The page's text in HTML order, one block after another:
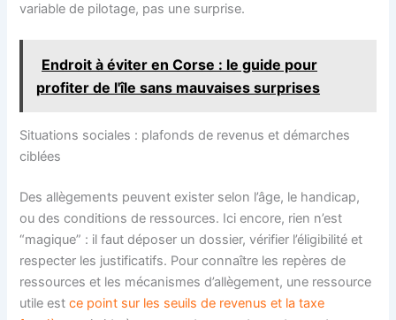
variable de pilotage, pas une surprise.
Endroit à éviter en Corse : le guide pour
profiter de l'île sans mauvaises surprises
Situations sociales : plafonds de revenus et démarches
ciblées
Des allègements peuvent exister selon l’âge, le handicap,
ou des conditions de ressources. Ici encore, rien n’est
“magique” : il faut déposer un dossier, vérifier l’éligibilité et
respecter les justificatifs. Pour connaître les repères de
ressources et les mécanismes d’allègement, une ressource
utile estce point sur les seuils de revenus et la taxe